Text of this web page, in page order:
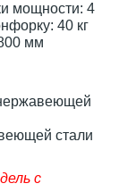
мощности: 4
40 кг
мм
стали
с